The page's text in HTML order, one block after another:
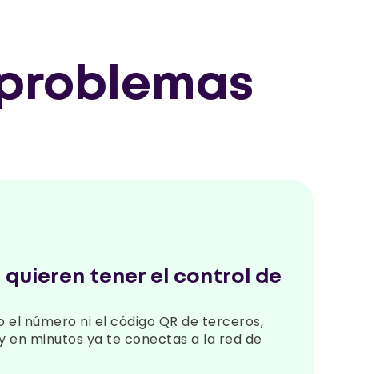
quieren tener el control de
el número ni el código QR de terceros,
en minutos ya te conectas a la red de